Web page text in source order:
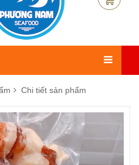
Chi tiết sản phẩm